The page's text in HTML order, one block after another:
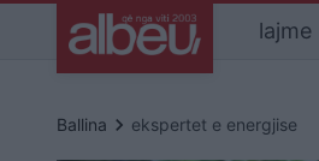
lajme
Ballina keyboard_arrow_right ekspertet e energjise